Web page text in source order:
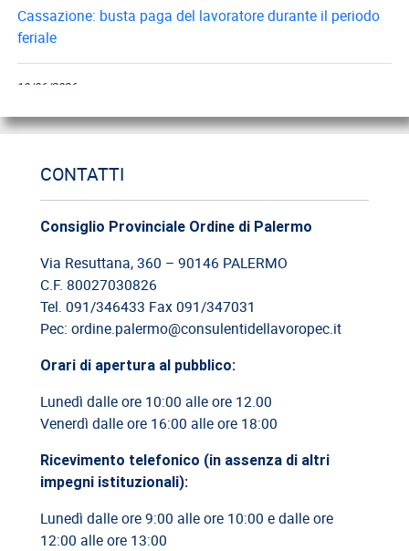
Cassazione: busta paga del lavoratore durante il periodo
feriale
18/06/2026
Cassazione: estorsione e insicurezza sul posto di lavoro
09/06/2026
08/06/2026
Cassazione: legittimità del licenziamento con email
03/06/2026
Cassazione: rischi relativi alla informazione-formazione
CONTATTI
Consiglio Provinciale Ordine di Palermo
Via Resuttana, 360 – 90146 PALERMO
C.F. 80027030826
Tel. 091/346433 Fax 091/347031
Pec: ordine.palermo@consulentidellavoropec.it
Orari di apertura al pubblico:
Lunedì dalle ore 10:00 alle ore 12.00
Venerdì dalle ore 16:00 alle ore 18:00
Ricevimento telefonico (in assenza di altri
impegni istituzionali):
Lunedì dalle ore 9:00 alle ore 10:00 e dalle ore
12:00 alle ore 13:00